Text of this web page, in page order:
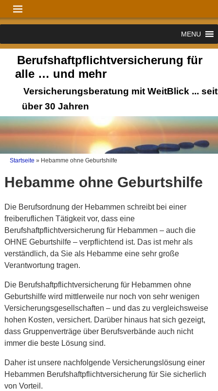
MENU
Berufshaftpflichtversicherung für
alle … und mehr
Versicherungsberatung mit WeitBlick ... seit
über 30 Jahren
Startseite » Hebamme ohne Geburtshilfe
Hebamme ohne Geburtshilfe
Die Berufsordnung der Hebammen schreibt bei einer
freiberuflichen Tätigkeit vor, dass eine
Berufshaftpflichtversicherung für Hebammen – auch die
OHNE Geburtshilfe – verpflichtend ist. Das ist mehr als
verständlich, da Sie als Hebamme eine sehr große
Verantwortung tragen.
Die Berufshaftpflichtversicherung für Hebammen ohne
Geburtshilfe wird mittlerweile nur noch von sehr wenigen
Versicherungsgesellschaften – und das zu vergleichsweise
hohen Kosten, versichert. Darüber hinaus hat sich gezeigt,
dass Gruppenverträge über Berufsverbände auch nicht
immer die beste Lösung sind.
Daher ist unsere nachfolgende Versicherungslösung einer
Hebammen Berufshaftpflichtversicherung für Sie sicherlich
von Vorteil.